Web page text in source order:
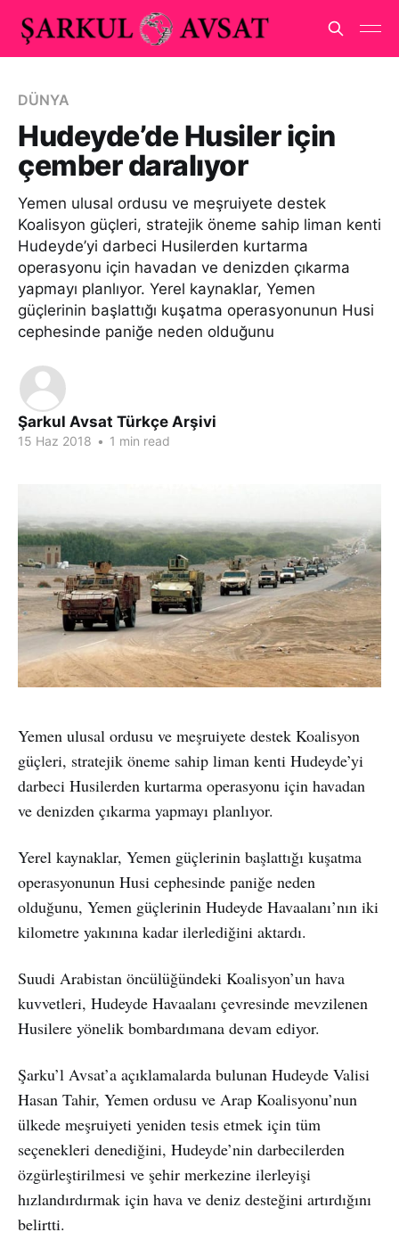
DÜNYA
Hudeyde’de Husiler için
çember daralıyor
Yemen ulusal ordusu ve meşruiyete destek
Koalisyon güçleri, stratejik öneme sahip liman kenti
Hudeyde’yi darbeci Husilerden kurtarma
operasyonu için havadan ve denizden çıkarma
yapmayı planlıyor. Yerel kaynaklar, Yemen
güçlerinin başlattığı kuşatma operasyonunun Husi
cephesinde paniğe neden olduğunu
Şarkul Avsat Türkçe Arşivi
15 Haz 2018 • 1 min read
Yemen ulusal ordusu ve meşruiyete destek Koalisyon
güçleri, stratejik öneme sahip liman kenti Hudeyde’yi
darbeci Husilerden kurtarma operasyonu için havadan
ve denizden çıkarma yapmayı planlıyor.
Yerel kaynaklar, Yemen güçlerinin başlattığı kuşatma
operasyonunun Husi cephesinde paniğe neden
olduğunu, Yemen güçlerinin Hudeyde Havaalanı’nın iki
kilometre yakınına kadar ilerlediğini aktardı.
Suudi Arabistan öncülüğündeki Koalisyon’un hava
kuvvetleri, Hudeyde Havaalanı çevresinde mevzilenen
Husilere yönelik bombardımana devam ediyor.
Şarku’l Avsat’a açıklamalarda bulunan Hudeyde Valisi
Hasan Tahir, Yemen ordusu ve Arap Koalisyonu’nun
ülkede meşruiyeti yeniden tesis etmek için tüm
seçenekleri denediğini, Hudeyde’nin darbecilerden
özgürleştirilmesi ve şehir merkezine ilerleyişi
hızlandırdırmak için hava ve deniz desteğini artırdığını
belirtti.